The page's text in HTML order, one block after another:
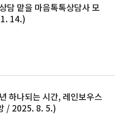
담 맡을 마음톡톡상담사 모
14.)
하나되는 시간, 레인보우스
/ 2025. 8. 5.)